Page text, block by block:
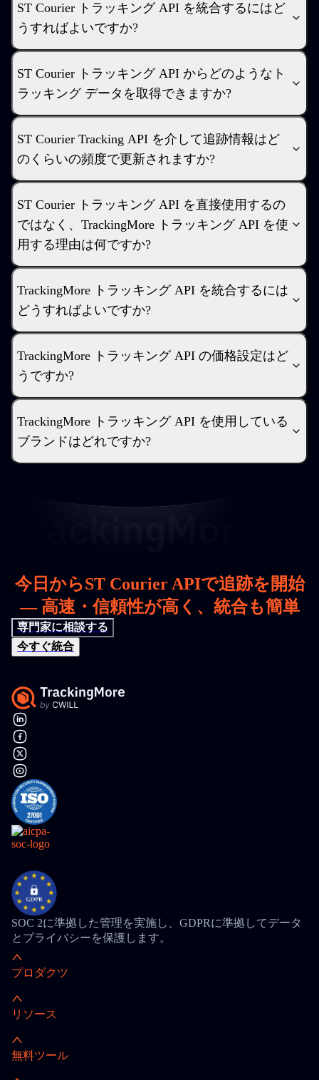
ST Courier トラッキング API を統合するにはど
うすればよいですか?
ST Courier トラッキング API からどのようなト
ラッキング データを取得できますか?
ST Courier Tracking API を介して追跡情報はど
のくらいの頻度で更新されますか?
ST Courier トラッキング API を直接使用するの
ではなく、TrackingMore トラッキング API を使
用する理由は何ですか?
TrackingMore トラッキング API を統合するには
どうすればよいですか?
TrackingMore トラッキング API の価格設定はど
うですか?
TrackingMore トラッキング API を使用している
ブランドはどれですか?
今日からST Courier APIで追跡を開始
— 高速・信頼性が高く、統合も簡単
専門家に相談する
今すぐ統合
SOC 2に準拠した管理を実施し、GDPRに準拠してデータ
とプライバシーを保護します。
プロダクツ
リソース
無料ツール